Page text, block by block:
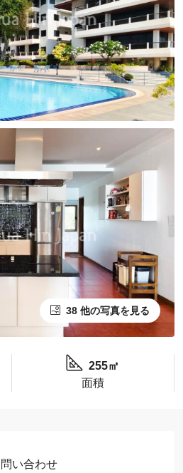
38 他の写真を見る
255㎡
面積
い合わせ